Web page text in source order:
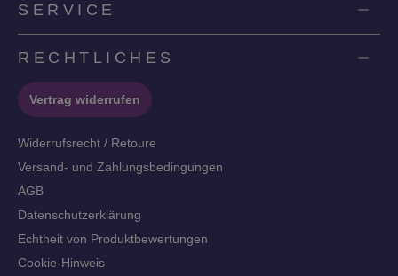
SERVICE
RECHTLICHES
Vertrag widerrufen
Widerrufsrecht / Retoure
Versand- und Zahlungsbedingungen
AGB
Datenschutzerklärung
Echtheit von Produktbewertungen
Cookie-Hinweis